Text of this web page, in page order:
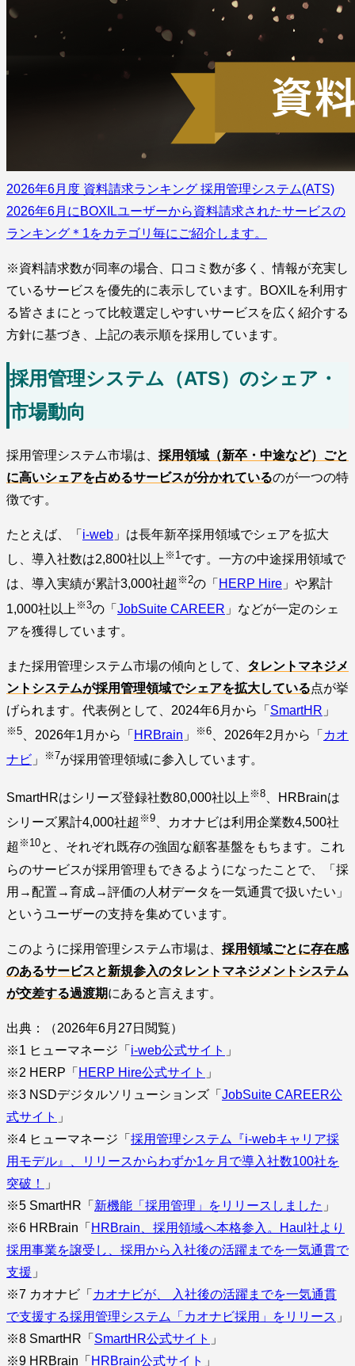
2026年6月度 資料請求ランキング 採用管理システム(ATS)
2026年6月にBOXILユーザーから資料請求されたサービスの
ランキング＊1をカテゴリ毎にご紹介します。
※資料請求数が同率の場合、口コミ数が多く、情報が充実し
ているサービスを優先的に表示しています。BOXILを利用す
る皆さまにとって比較選定しやすいサービスを広く紹介する
方針に基づき、上記の表示順を採用しています。
採用管理システム（ATS）のシェア・
市場動向
採用管理システム市場は、 採用領域（新卒・中途など）ごと
に高いシェアを占めるサービスが分かれているのが一つの特
徴です。
たとえば、「 i-web 」は長年新卒採用領域でシェアを拡大
し、導入社数は2,800社以上 ※1 です。一方の中途採用領域で
は、導入実績が累計3,000社超 ※2の「 HERP Hire 」や累計
1,000社以上 ※3の「 JobSuite CAREER 」などが一定のシェ
アを獲得しています。
また採用管理システム市場の傾向として、 タレントマネジメ
ントシステムが採用管理領域でシェアを拡大している点が挙
げられます。代表例として、2024年6月から「 SmartHR 」
※5 、2026年1月から「 HRBrain 」 ※6 、2026年2月から「 カオ
ナビ 」 ※7が採用管理領域に参入しています。
SmartHRはシリーズ登録社数80,000社以上 ※8 、HRBrainは
シリーズ累計4,000社超 ※9 、カオナビは利用企業数4,500社
超 ※10と、それぞれ既存の強固な顧客基盤をもちます。これ
らのサービスが採用管理もできるようになったことで、「採
用→配置→育成→評価の人材データを一気通貫で扱いたい」
というユーザーの支持を集めています。
このように採用管理システム市場は、 採用領域ごとに存在感
のあるサービスと新規参入のタレントマネジメントシステム
が交差する過渡期にあると言えます。
出典：（2026年6月27日閲覧）
※1 ヒューマネージ「 i-web公式サイト 」
※2 HERP「 HERP Hire公式サイト 」
※3 NSDデジタルソリューションズ「 JobSuite CAREER公
式サイト 」
※4 ヒューマネージ「 採用管理システム『i-webキャリア採
用モデル』、リリースからわずか1ヶ月で導入社数100社を
突破！
」
※5 SmartHR「 新機能「採用管理」をリリースしました 」
※6 HRBrain「 HRBrain、採用領域へ本格参入。Haul社より
採用事業を譲受し、採用から入社後の活躍までを一気通貫で
支援 」
※7 カオナビ「 カオナビが、 入社後の活躍までを一気通貫
で支援する採用管理システム「カオナビ採用」をリリース 」
※8 SmartHR「 SmartHR公式サイト 」
※9 HRBrain「 HRBrain公式サイト 」